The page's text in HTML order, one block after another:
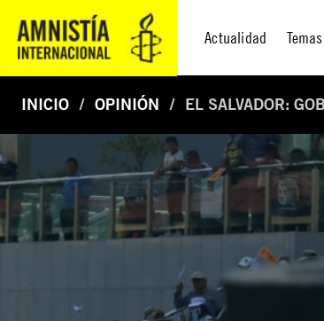
Actualidad Temas
INICIO OPINIÓN EL SALVADOR: